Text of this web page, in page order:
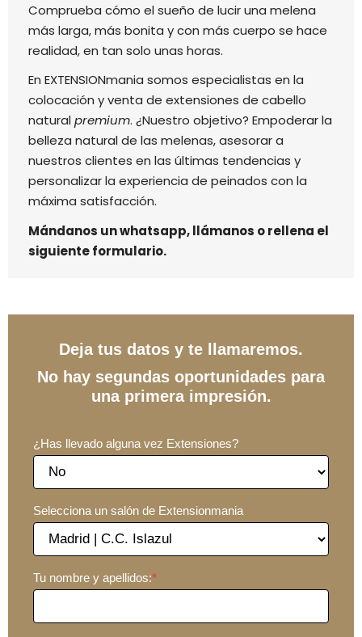
Comprueba cómo el sueño de lucir una melena
más larga, más bonita y con más cuerpo se hace
realidad, en tan solo unas horas.
En EXTENSIONmania somos especialistas en la
colocación y venta de extensiones de cabello
naturalpremium. ¿Nuestro objetivo? Empoderar la
belleza natural de las melenas, asesorar a
nuestros clientes en las últimas tendencias y
personalizar la experiencia de peinados con la
máxima satisfacción.
Mándanos un whatsapp, llámanos o rellena el
siguiente formulario.
Deja tus datos y te llamaremos.
No hay segundas oportunidades para
una primera impresión.
¿Has llevado alguna vez Extensiones?
Selecciona un salón de Extensionmania
Tu nombre y apellidos:*